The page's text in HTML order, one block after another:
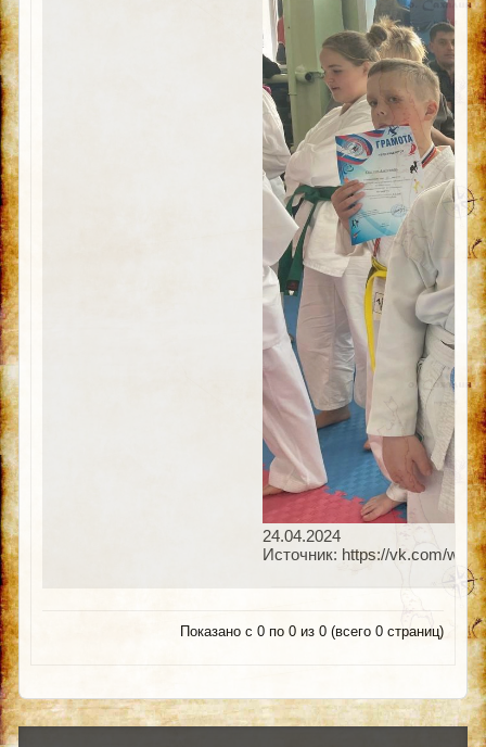
24.04.2024
Источник: https://vk.com/
Показано с 0 по 0 из 0 (всего 0 страниц)